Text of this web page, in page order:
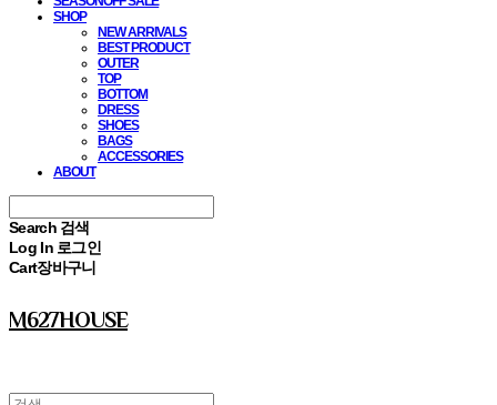
SHOP
NEW ARRIVALS
BEST PRODUCT
OUTER
TOP
BOTTOM
DRESS
SHOES
BAGS
ACCESSORIES
ABOUT
Search 검색
Log In 로그인
Cart장바구니
M627HOUSE